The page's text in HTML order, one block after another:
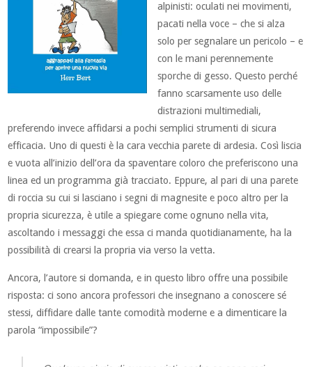
alpinisti: oculati nei movimenti,
pacati nella voce – che si alza
solo per segnalare un pericolo – e
con le mani perennemente
sporche di gesso. Questo perché
fanno scarsamente uso delle
distrazioni multimediali,
preferendo invece affidarsi a pochi semplici strumenti di sicura
efficacia. Uno di questi è la cara vecchia parete di ardesia. Così liscia
e vuota all’inizio dell’ora da spaventare coloro che preferiscono una
linea ed un programma già tracciato. Eppure, al pari di una parete
di roccia su cui si lasciano i segni di magnesite e poco altro per la
propria sicurezza, è utile a spiegare come ognuno nella vita,
ascoltando i messaggi che essa ci manda quotidianamente, ha la
possibilità di crearsi la propria via verso la vetta.
Ancora, l’autore si domanda, e in questo libro offre una possibile
risposta: ci sono ancora professori che insegnano a conoscere sé
stessi, diffidare dalle tante comodità moderne e a dimenticare la
parola “impossibile”?